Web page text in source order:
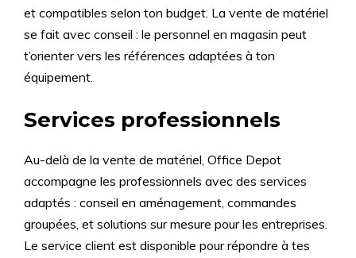
et compatibles selon ton budget. La vente de matériel
se fait avec conseil : le personnel en magasin peut
t’orienter vers les références adaptées à ton
équipement.
Services professionnels
Au-delà de la vente de matériel, Office Depot
accompagne les professionnels avec des services
adaptés : conseil en aménagement, commandes
groupées, et solutions sur mesure pour les entreprises.
Le service client est disponible pour répondre à tes